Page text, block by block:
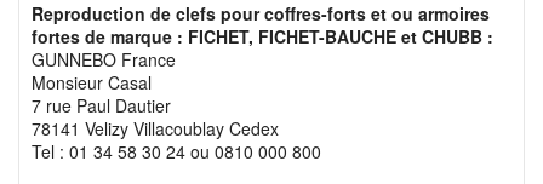
Reproduction de clefs pour coffres-forts et ou armoires
fortes de marque : FICHET, FICHET-BAUCHE et CHUBB :
GUNNEBO France
Monsieur Casal
7 rue Paul Dautier
78141 Velizy Villacoublay Cedex
Tel : 01 34 58 30 24 ou 0810 000 800